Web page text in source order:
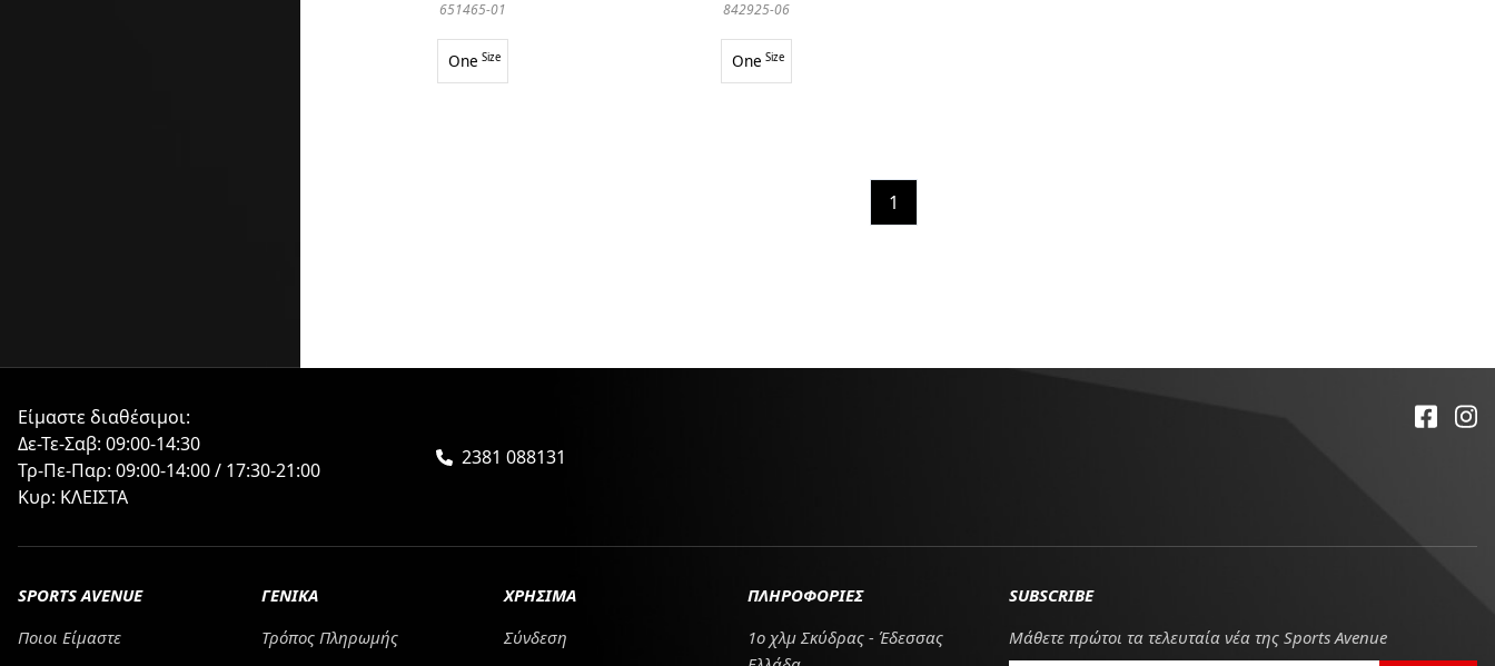
651465-01
One Size
842925-06
One Size
1
Είμαστε διαθέσιμοι:
Δε-Τε-Σαβ: 09:00-14:30
Τρ-Πε-Παρ: 09:00-14:00 / 17:30-21:00
Κυρ: ΚΛΕΙΣΤΑ
2381 088131
SPORTS AVENUE
Ποιοι Είμαστε
ΓΕΝΙΚΑ
Τρόπος Πληρωμής
ΧΡΗΣΙΜΑ
Σύνδεση
ΠΛΗΡΟΦΟΡΙΕΣ
1ο χλμ Σκύδρας - Έδεσσας
SUBSCRIBE
Μάθετε πρώτοι τα τελευταία νέα της Sports Avenue